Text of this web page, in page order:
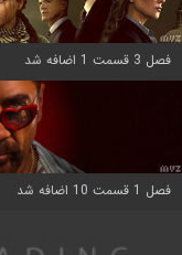
فصل 3 قسمت 1 اضافه شد
فصل 1 قسمت 10 اضافه شد